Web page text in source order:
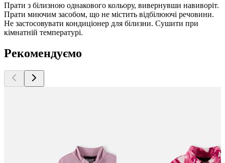
Прати з білизною однакового кольору, вивернувши навиворіт.
Прати миючим засобом, що не містить відбілюючі речовини.
Не застосовувати кондиціонер для білизни. Сушити при
кімнатній температурі.
Рекомендуємо